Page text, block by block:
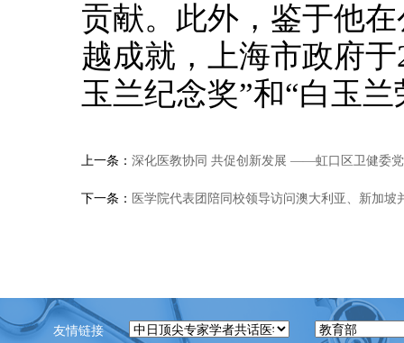
贡献。此外，鉴于他
越成就，上海市政府
玉兰纪念奖”和“白玉兰
上一条： 深化医教协同 共促创新发展 ——虹口区卫健委
下一条： 医学院代表团陪同校领导访问澳大利亚、新加
友情链接